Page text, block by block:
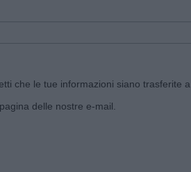
che le tue informazioni siano trasferite a
delle nostre e-mail.